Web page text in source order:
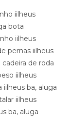
so trauma iilheus ba, colar cervical iilheus ba, diva iilheus ba, equipamentos medicos iilheus ba, fisioterapia iilheus ba, hospital iilheus ba, hospital so trauma iilheus ba, imobilizador articulado cotovelo iilheus ba, imobilizador articulado joelho iilheus ba, imobilizador articulado joelho iilheus ba, imobilizador articulado iilheus ba, joelheira iilheus ba, joelheira ortopedica brace iilheus ba, joelheira ortopedica brace iilheus ba iilheus ba, joelheira ortopedica iilheus ba, joelheira ortopedica iilheus ba, joelheira ortopedica iilheus ba, joelheira ortopedica iilheus ba, joelheira ortopedica iilheus ba, locacao andador iilheus ba, locacao banco de banho iilheus ba, locacao bota imobilizadora iilheus ba, locacao bota ortopedica iilheus ba, locacao cadeira de banho iilheus ba, locacao cadeira de roda iilheus ba, locacao cadeira de roda gordo iilheus ba, locacao cadeira de roda obeso iilheus ba, locacao cadeira de rodas elevalcao de pernas iilheus ba, locacao cama fawler iilheus ba, locacao cama hospitalar iilheus ba, locacao de cadeira de rodas iilheus ba, locacao de cadeira de rodas para perna reta iilheus ba, locacao diva iilheus ba, locacao maca iilheus ba, locacao maca iilheus ba, locacao muleta iilheus ba, locadora andador iilheus ba, locadora banco de banho iilheus ba, locadora bota imobilizadora iilheus ba, locadora bota ortopedica iilheus ba, locadora cadeira de banho iilheus ba, locadora cadeira de roda iilheus ba, locadora cadeira de roda gordo iilheus ba, locadora cadeira de roda obeso iilheus ba, locadora cadeira de rodas elevecao de pernas, locadora cadeira de rodas para perna reta iilheus ba, locadora cama fawler iilheus ba, locadora cama hospitalar iilheus ba, locadora diva iilheus ba, locadora maca iilheus ba, locadora maca iilheus ba, locadora muleta iilheus ba, loja bota ortopedica iilheus ba, loja cadeira de banho iilheus ba, loja cadeira de roda iilheus ba, loja cam